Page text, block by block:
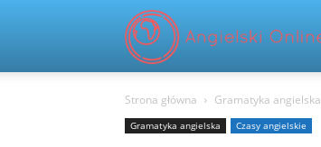
Strona główna Gramatyka angielska
Gramatyka angielska Czasy angielskie